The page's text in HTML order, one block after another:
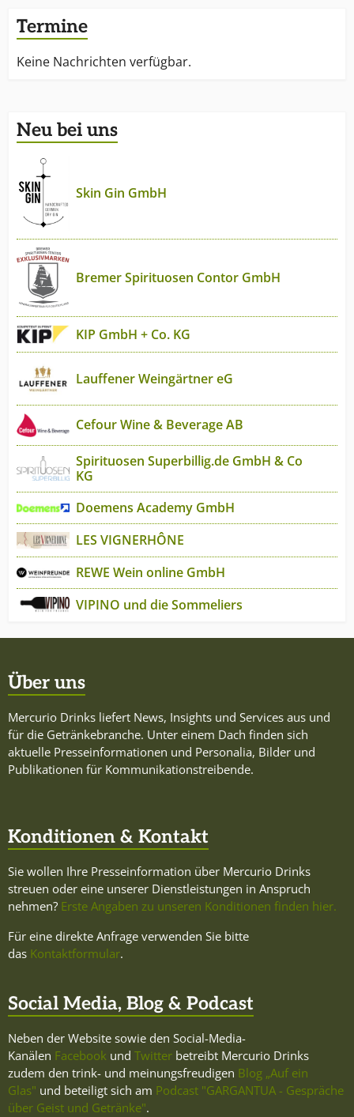
Termine
Keine Nachrichten verfügbar.
Neu bei uns
Skin Gin GmbH
Bremer Spirituosen Contor GmbH
KIP GmbH + Co. KG
Lauffener Weingärtner eG
Cefour Wine & Beverage AB
Spirituosen Superbillig.de GmbH & Co
KG
Doemens Academy GmbH
LES VIGNERHÔNE
REWE Wein online GmbH
VIPINO und die Sommeliers
Über uns
Mercurio Drinks liefert News, Insights und Services aus und
für die Getränkebranche. Unter einem Dach finden sich
aktuelle Presseinformationen und Personalia, Bilder und
Publikationen für Kommunikationstreibende.
Konditionen & Kontakt
Sie wollen Ihre Presseinformation über Mercurio Drinks
streuen oder eine unserer Dienstleistungen in Anspruch
nehmen? Erste Angaben zu unseren Konditionen finden hier.
Für eine direkte Anfrage verwenden Sie bitte
das Kontaktformular.
Social Media, Blog & Podcast
Neben der Website sowie den Social-Media-
Kanälen Facebook und Twitter betreibt Mercurio Drinks
zudem den trink- und meinungsfreudigen Blog „Auf ein
Glas" und beteiligt sich am Podcast "GARGANTUA - Gespräche
über Geist und Getränke".